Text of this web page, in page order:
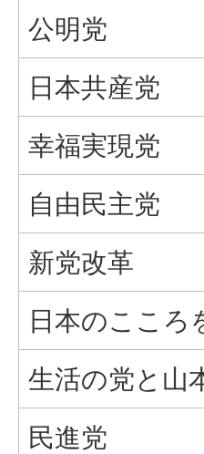
公明党
日本共産党
幸福実現党
自由民主党
新党改革
日本のこころ
生活の党と山
民進党